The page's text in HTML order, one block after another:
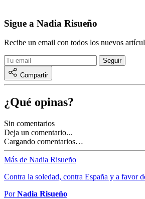
Sigue a Nadia Risueño
Recibe un email con todos los nuevos
Compartir
¿Qué opinas?
Sin comentarios
Deja un comentario...
Cargando comentarios…
Más de Nadia Risueño
Contra la soledad, contra España y a favor
PorNadia Risueño